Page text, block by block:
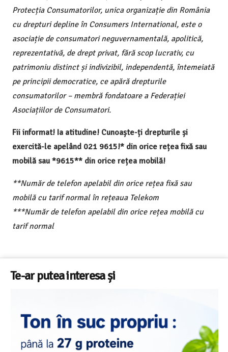
Protecția Consumatorilor, unica organizație din România
cu drepturi depline în Consumers International, este o
asociație de consumatori neguvernamentală, apolitică,
reprezentativă, de drept privat, fără scop lucrativ, cu
patrimoniu distinct și indivizibil, independentă, întemeiată
pe principii democratice, ce apără drepturile
consumatorilor – membră fondatoare a Federației
Asociațiilor de Consumatori.
Fii informat! Ia atitudine! Cunoaște-ți drepturile și
exercită-le apelând 021 9615!* din orice rețea fixă sau
mobilă sau *9615** din orice rețea mobilă!
**Număr de telefon apelabil din orice rețea fixă sau
mobilă cu tarif normal în rețeaua Telekom
***Număr de telefon apelabil din orice rețea mobilă cu
tarif normal
Te-ar putea interesa și